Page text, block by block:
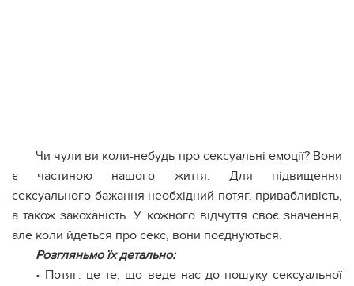
Чи чули ви коли-небудь про сексуальні емоції? Вони
є частиною нашого життя. Для підвищення
сексуального бажання необхідний потяг, привабливість,
а також закоханість. У кожного відчуття своє значення,
але коли йдеться про секс, вони поєднуються.
Розгляньмо їх детально:
• Потяг: це те, що веде нас до пошуку сексуальної